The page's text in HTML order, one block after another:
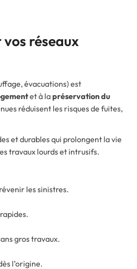
réseaux
évacuations) est
et à lapréservation du
réduisent les risques de fuites,
et durables qui prolongent la vie
travaux lourds et intrusifs.
les sinistres.
gros travaux.
l’origine.